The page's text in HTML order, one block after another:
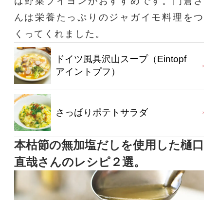
んは栄養たっぷりのジャガイモ料理をつ
くってくれました。
ドイツ風具沢山スープ（Eintopf
アイントプフ）
さっぱりポテトサラダ
本枯節の無加塩だしを使用した樋口
直哉さんのレシピ２選。